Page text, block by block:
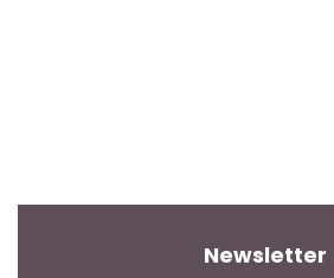
Newsletter